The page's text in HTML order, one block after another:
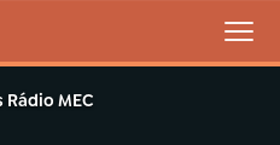
Rádio MEC